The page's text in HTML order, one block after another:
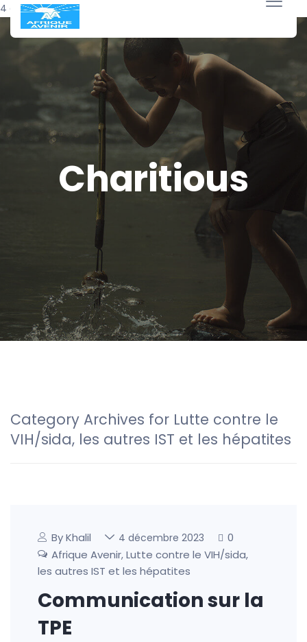
4 décembre 2023
Charitious
Category Archives for Lutte contre le
VIH/sida, les autres IST et les hépatites
By Khalil 4 décembre 2023
0
Afrique Avenir, Lutte contre le VIH/sida,
les autres IST et les hépatites
Communication sur la
TPE